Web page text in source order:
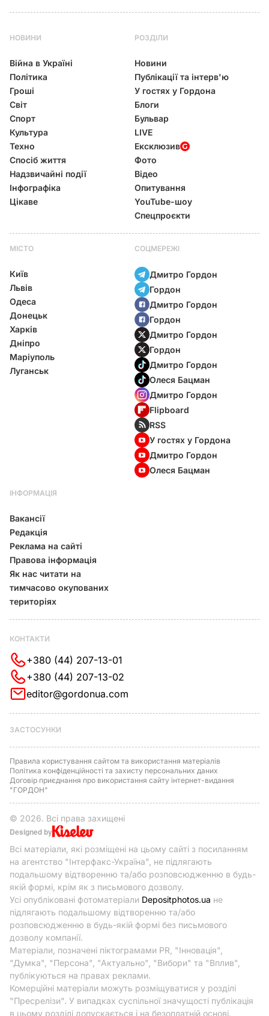
НОВИНИ
Війна в Україні
Політика
Гроші
Світ
Спорт
Культура
Техно
Спосіб життя
Надзвичайні події
Інфографіка
Цікаве
РОЗДІЛИ
Новини
Публікації та інтерв'ю
У гостях у Гордона
Блоги
Бульвар
LIVE
Ексклюзив
Фото
Відео
Опитування
YouTube-шоу
Спецпроєкти
МІСТО
Київ
Львів
Одеса
Донецьк
Харків
Дніпро
Маріуполь
Луганськ
СОЦМЕРЕЖІ
Дмитро Гордон
Гордон
Дмитро Гордон
Гордон
Дмитро Гордон
Гордон
Дмитро Гордон
Олеся Бацман
Дмитро Гордон
Flipboard
RSS
У гостях у Гордона
Дмитро Гордон
Олеся Бацман
ІНФОРМАЦІЯ
Вакансії
Редакція
Реклама на сайті
Правова інформація
Як нас читати на
тимчасово окупованих
територіях
КОНТАКТИ
+380 (44) 207-13-01
+380 (44) 207-13-02
editor@gordonua.com
ЗАСТОСУНКИ
Правила користування сайтом та використання матеріалів
Політика конфіденційності та захисту персональних даних
Договір приєднання про використання сайту інтернет-видання
"ГОРДОН"
© 2026. Всі права захищені
Designed by
Всі матеріали, які розміщені на цьому сайті з посиланням
на агентство "Інтерфакс-Україна", не підлягають
подальшому відтворенню та/або розповсюдженню в будь-
якій формі, крім як з письмового дозволу.
Усі опубліковані фотоматеріали Depositphotos.ua не
підлягають подальшому відтворенню та/або
розповсюдженню в будь-якій формі без письмового
дозволу компанії.
Матеріали, позначені піктограмами PR, "Інновація",
"Думка", "Персона", "Актуально", "Вибори" та "Вплив",
публікуються на правах реклами.
Комерційні матеріали можуть розміщуватися у розділі
"Пресрелізи". У випадках суспільної значущості публікація
в цьому розділі допускається і на безоплатній основі.